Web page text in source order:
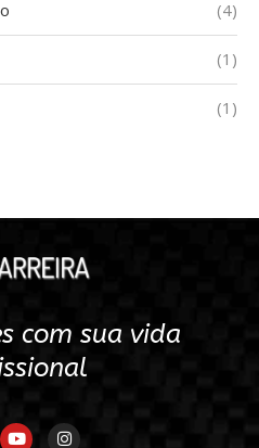
(4)
(1)
(1)
com sua vida